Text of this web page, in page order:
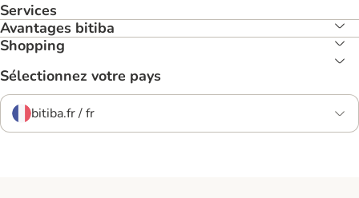
Services
Avantages bitiba
Shopping
Sélectionnez votre pays
bitiba.fr / fr